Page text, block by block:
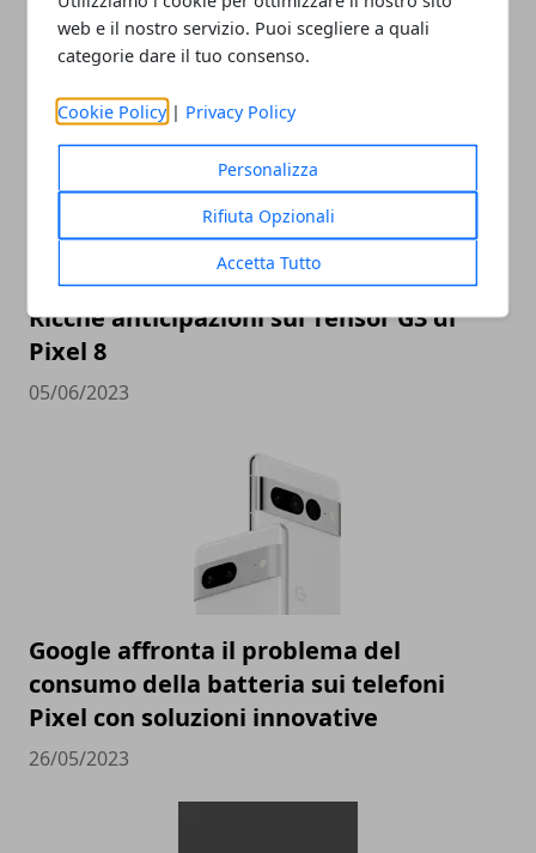
web e il nostro servizio. Puoi scegliere a quali
categorie dare il tuo consenso.
Cookie Policy | Privacy Policy
Personalizza
Rifiuta Opzionali
Accetta Tutto
ARTICOLI CORRELATI
Ricche anticipazioni sul Tensor G3 di
Pixel 8
05/06/2023
Google affronta il problema del
consumo della batteria sui telefoni
Pixel con soluzioni innovative
26/05/2023